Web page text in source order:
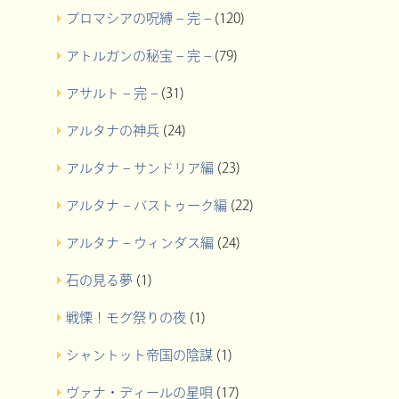
プロマシアの呪縛 – 完 –(120)
アトルガンの秘宝 – 完 –(79)
アサルト – 完 –(31)
アルタナの神兵(24)
アルタナ – サンドリア編 (23)
アルタナ – バストゥーク編 (22)
アルタナ – ウィンダス編 (24)
石の見る夢 (1)
戦慄！モグ祭りの夜(1)
シャントット帝国の陰謀(1)
ヴァナ・ディールの星唄 (17)